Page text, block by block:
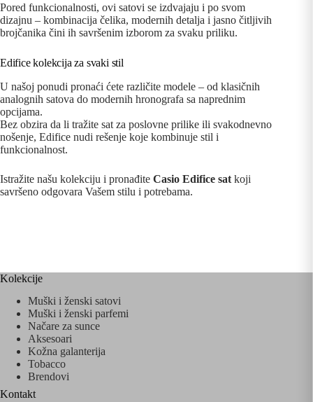
Pored funkcionalnosti, ovi satovi se izdvajaju i po svom
dizajnu – kombinacija čelika, modernih detalja i jasno čitljivih
brojčanika čini ih savršenim izborom za svaku priliku.
Edifice kolekcija za svaki stil
U našoj ponudi pronaći ćete različite modele – od klasičnih
analognih satova do modernih hronografa sa naprednim
opcijama.
Bez obzira da li tražite sat za poslovne prilike ili svakodnevno
nošenje, Edifice nudi rešenje koje kombinuje stil i
funkcionalnost.
Istražite našu kolekciju i pronađite Casio Edifice sat koji
savršeno odgovara Vašem stilu i potrebama.
Kolekcije
Muški i ženski satovi
Muški i ženski parfemi
Načare za sunce
Aksesoari
Kožna galanterija
Tobacco
Brendovi
Kontakt